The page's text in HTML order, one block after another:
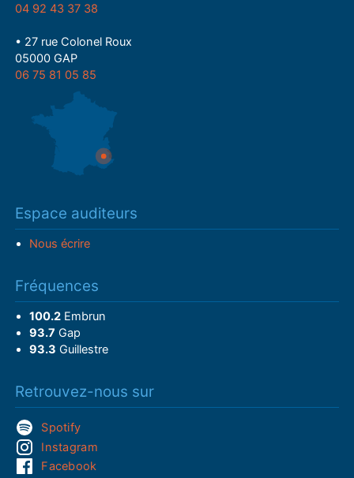
04 92 43 37 38
• 27 rue Colonel Roux
05000 GAP
06 75 81 05 85
Espace auditeurs
Nous écrire
Fréquences
100.2Embrun
93.7 Gap
93.3 Guillestre
Retrouvez-nous sur
Spotify
Instagram
Facebook